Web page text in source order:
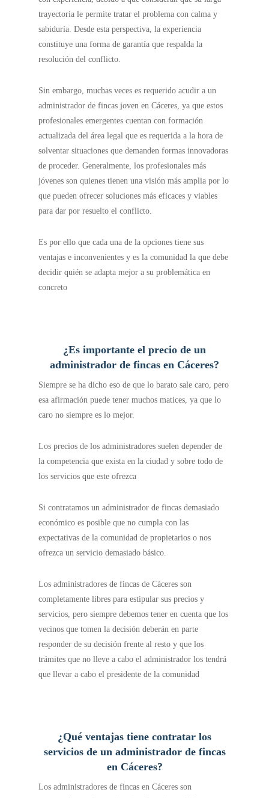
trayectoria le permite tratar el problema con calma y
sabiduría. Desde esta perspectiva, la experiencia
constituye una forma de garantía que respalda la
resolución del conflicto.
Sin embargo, muchas veces es requerido acudir a un
administrador de fincas joven en Cáceres, ya que estos
profesionales emergentes cuentan con formación
actualizada del área legal que es requerida a la hora de
solventar situaciones que demanden formas innovadoras
de proceder. Generalmente, los profesionales más
jóvenes son quienes tienen una visión más amplia por lo
que pueden ofrecer soluciones más eficaces y viables
para dar por resuelto el conflicto.
Es por ello que cada una de la opciones tiene sus
ventajas e inconvenientes y es la comunidad la que debe
decidir quién se adapta mejor a su problemática en
concreto
¿Es importante el precio de un
administrador de fincas en Cáceres?
Siempre se ha dicho eso de que lo barato sale caro, pero
esa afirmación puede tener muchos matices, ya que lo
caro no siempre es lo mejor.
Los precios de los administradores suelen depender de
la competencia que exista en la ciudad y sobre todo de
los servicios que este ofrezca
Si contratamos un administrador de fincas demasiado
económico es posible que no cumpla con las
expectativas de la comunidad de propietarios o nos
ofrezca un servicio demasiado básico.
Los administradores de fincas de Cáceres son
completamente libres para estipular sus precios y
servicios, pero siempre debemos tener en cuenta que los
vecinos que tomen la decisión deberán en parte
responder de su decisión frente al resto y que los
trámites que no lleve a cabo el administrador los tendrá
que llevar a cabo el presidente de la comunidad
¿Qué ventajas tiene contratar los
servicios de un administrador de fincas
en Cáceres?
Los administradores de fincas en Cáceres son